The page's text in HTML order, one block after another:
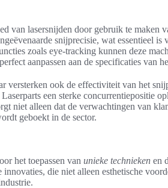
van lasersnijden door gebruik te maken
snijprecisie, wat essentieel is
zoals eye-tracking kunnen deze
aanpassen aan de specificaties van
versterken ook de effectiviteit van het
een sterke concurrentiepositie
niet alleen dat de verwachtingen van
geboekt in de sector.
het toepassen van unieke technieken en
die niet alleen esthetische